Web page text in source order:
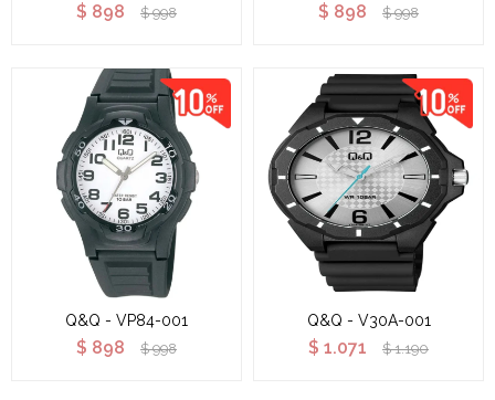
$ 898 $ 998 $ 898 $ 998
Q&Q - VP84-001
$ 898 $ 998
Q&Q - V30A-001
$ 1.071 $ 1.190